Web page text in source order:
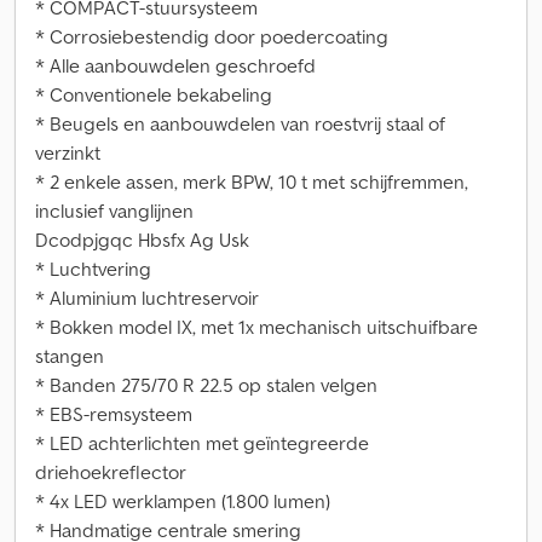
* COMPACT-stuursysteem
* Corrosiebestendig door poedercoating
* Alle aanbouwdelen geschroefd
* Conventionele bekabeling
* Beugels en aanbouwdelen van roestvrij staal of
verzinkt
* 2 enkele assen, merk BPW, 10 t met schijfremmen,
inclusief vanglijnen
Dcodpjgqc Hbsfx Ag Usk
* Luchtvering
* Aluminium luchtreservoir
* Bokken model IX, met 1x mechanisch uitschuifbare
stangen
* Banden 275/70 R 22.5 op stalen velgen
* EBS-remsysteem
* LED achterlichten met geïntegreerde
driehoekreflector
* 4x LED werklampen (1.800 lumen)
* Handmatige centrale smering